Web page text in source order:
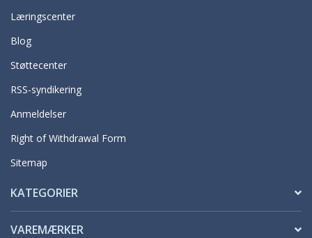
Læringscenter
Blog
Støttecenter
RSS-syndikering
Anmeldelser
Right of Withdrawal Form
Sitemap
KATEGORIER
VAREMÆRKER